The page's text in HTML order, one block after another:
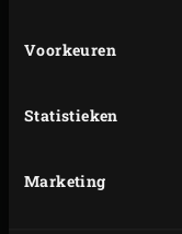
Voorkeuren
Statistieken
Marketing
van de
Vet de
kwart van de
grootte van
gehaktbal